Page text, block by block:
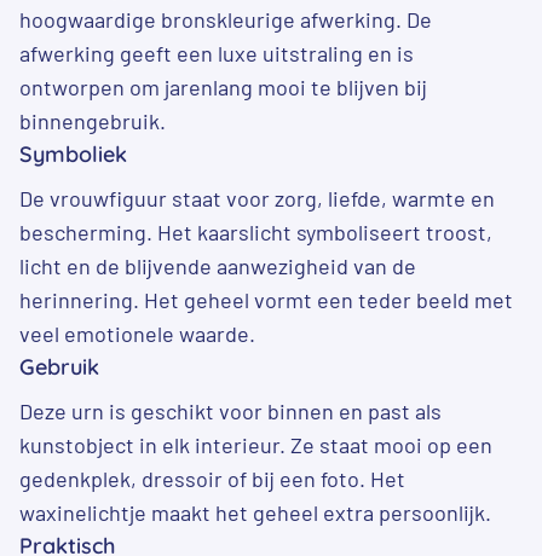
hoogwaardige bronskleurige afwerking. De
afwerking geeft een luxe uitstraling en is
ontworpen om jarenlang mooi te blijven bij
binnengebruik.
Symboliek
De vrouwfiguur staat voor zorg, liefde, warmte en
bescherming. Het kaarslicht symboliseert troost,
licht en de blijvende aanwezigheid van de
herinnering. Het geheel vormt een teder beeld met
veel emotionele waarde.
Gebruik
Deze urn is geschikt voor binnen en past als
kunstobject in elk interieur. Ze staat mooi op een
gedenkplek, dressoir of bij een foto. Het
waxinelichtje maakt het geheel extra persoonlijk.
Praktisch